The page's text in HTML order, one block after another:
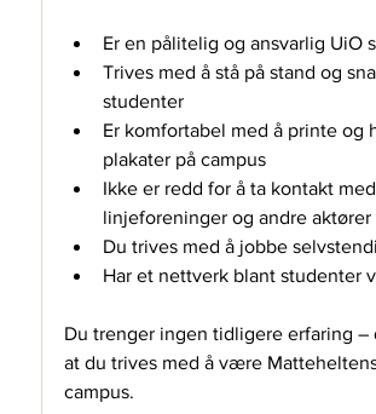
Er en pålitelig og ansvarlig UiO
Trives med å stå på stand og
studenter
Er komfortabel med å printe og
plakater på campus
Ikke er redd for å ta kontakt med
linjeforeninger og andre aktører
Du trives med å jobbe
Har et nettverk blant studenter
Du trenger ingen tidligere erfaring –
at du trives med å være
campus.